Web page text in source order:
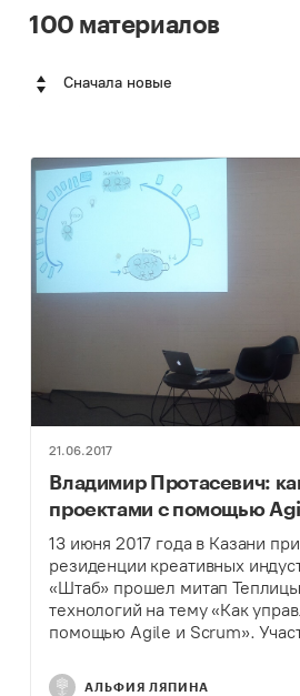
100 материалов
Сначала новые
21.06.2017
Владимир Протасевич:
проектами с помощью
13 июня 2017 года в Казани
резиденции креативных
«Штаб» прошел митап
технологий на тему «Как
помощью Agile и Scrum».
нужны, когда стоит их
АЛЬФИЯ ЛЯПИНА